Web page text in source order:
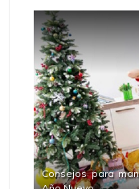
Consejos para